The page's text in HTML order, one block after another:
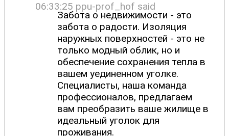
06:33:25 ppu-prof_hof said
Забота о недвижимости - это
забота о радости. Изоляция
наружных поверхностей - это не
только модный облик, но и
обеспечение сохранения тепла в
вашем уединенном уголке.
Специалисты, наша команда
профессионалов, предлагаем
вам преобразить ваше жилище в
идеальный уголок для
проживания.